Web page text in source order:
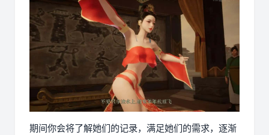
期间你会将了解她们的记录，满足她们的需求，逐渐